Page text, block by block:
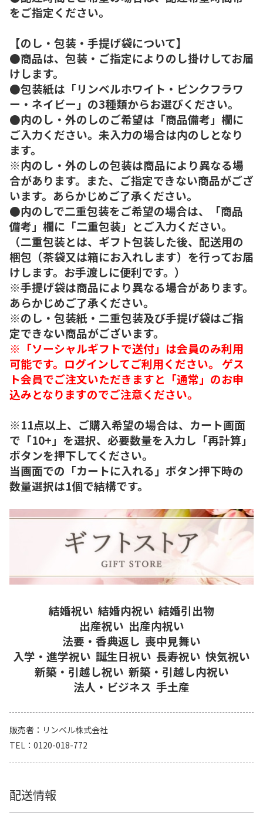
をご指定ください。
【のし・包装・手提げ袋について】
●商品は、包装・ご指定によりのし掛けしてお届
けします。
●包装紙は「リンベルホワイト・ピンクフラワ
ー・ネイビー」の3種類からお選びください。
●内のし・外のしのご希望は「商品備考」欄に
ご入力ください。未入力の場合は内のしとなり
ます。
※内のし・外のしの包装は商品により異なる場
合があります。また、ご指定できない商品がござ
います。あらかじめご了承ください。
●内のしで二重包装をご希望の場合は、「商品
備考」欄に「二重包装」とご入力ください。
（二重包装とは、ギフト包装した後、配送用の
梱包（茶袋又は箱にお入れします）を行ってお届
けします。お手渡しに便利です。）
※手提げ袋は商品により異なる場合があります。
あらかじめご了承ください。
※のし・包装紙・二重包装及び手提げ袋はご指
定できない商品がございます。
※「ソーシャルギフトで送付」は会員のみ利用
可能です。ログインしてご利用ください。 ゲス
ト会員でご注文いただきますと「通常」のお申
込みとなりますのでご注意ください。
※11点以上、ご購入希望の場合は、カート画面
で「10+」を選択、必要数量を入力し「再計算」
ボタンを押下してください。
当画面での「カートに入れる」ボタン押下時の
数量選択は1個で結構です。
結婚祝い 結婚内祝い 結婚引出物
出産祝い 出産内祝い
法要・香典返し 喪中見舞い
入学・進学祝い 誕生日祝い 長寿祝い 快気祝い
新築・引越し祝い 新築・引越し内祝い
法人・ビジネス 手土産
販売者
リンベル株式会社
TEL
0120-018-772
配送情報